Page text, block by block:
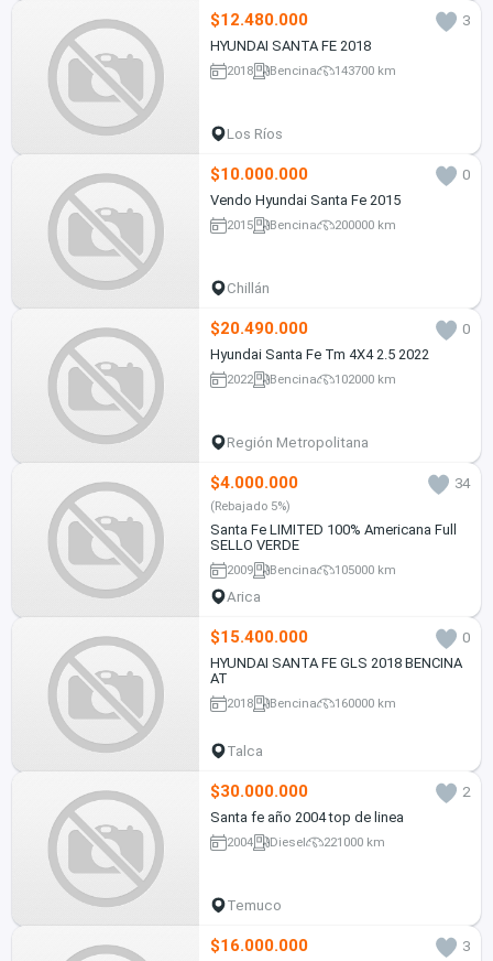
$12.480.000
3
HYUNDAI SANTA FE 2018
2018 Bencina 143700 km
Los Ríos
$10.000.000
0
Vendo Hyundai Santa Fe 2015
2015 Bencina 200000 km
Chillán
$20.490.000
0
Hyundai Santa Fe Tm 4X4 2.5 2022
2022 Bencina 102000 km
Región Metropolitana
$4.000.000 34
(Rebajado 5%)
Santa Fe LIMITED 100% Americana Full
SELLO VERDE
2009 Bencina 105000 km
Arica
$15.400.000
0
HYUNDAI SANTA FE GLS 2018 BENCINA
AT
2018 Bencina 160000 km
Talca
$30.000.000
2
Santa fe año 2004 top de linea
2004 Diesel 221000 km
Temuco
$16.000.000 3